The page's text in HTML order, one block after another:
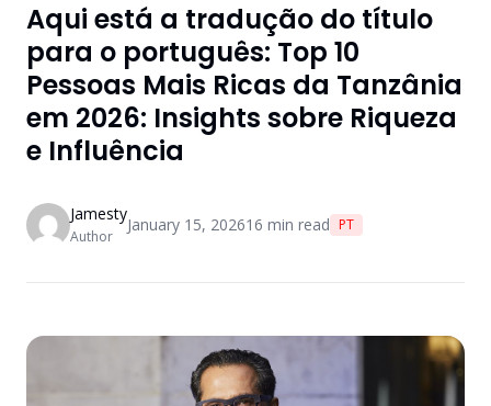
Aqui está a tradução do título
para o português: Top 10
Pessoas Mais Ricas da Tanzânia
em 2026: Insights sobre Riqueza
e Influência
Jamesty
Author
January 15, 202616 min read PT